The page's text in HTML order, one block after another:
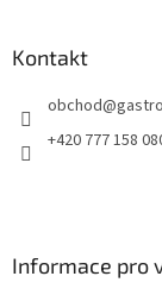
Kontakt
obchod@
+420 777 158
Informace pro